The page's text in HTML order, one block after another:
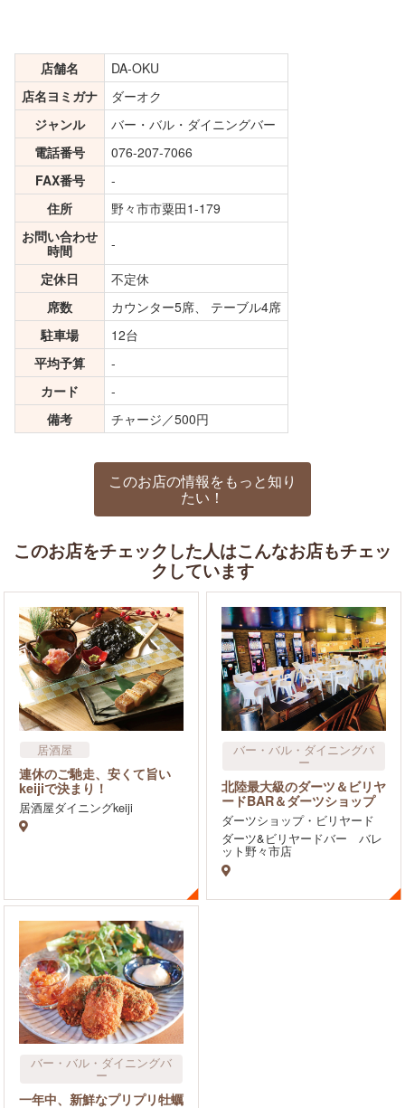
店舗名
DA-OKU
店名ヨミガナ
ダーオク
ジャンル
バー・バル・ダイニングバー
電話番号
076-207-7066
FAX番号
-
住所
野々市市粟田1-179
お問い合わせ
時間
-
定休日
不定休
席数
カウンター5席、 テーブル4席
駐車場
12台
平均予算
-
カード
-
備考
チャージ／500円
このお店の情報をもっと知り
たい！
このお店をチェックした人はこんなお店もチェッ
クしています
居酒屋
バー・バル・ダイニングバ
ー
飲食店
連休のご馳走、安くて旨い
keijiで決まり！
居酒屋ダイニングkeiji
バー・バル・ダイニングバ
ー
北陸最大級のダーツ＆ビリヤ
ードBAR＆ダーツショップ
ダーツショップ・ビリヤード
ダーツ&ビリヤードバー バレ
ット野々市店
バー・バル・ダイニングバ
ー
一年中、新鮮なプリプリ牡蠣